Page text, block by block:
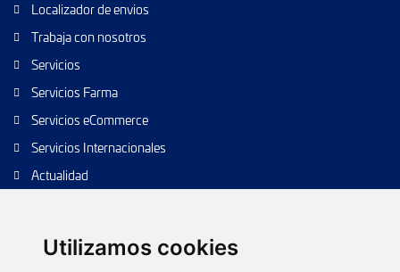
Utilizamos cookies
Localizador de envios
Trabaja con nosotros
Servicios
Servicios Farma
Servicios eCommerce
Servicios Internacionales
Actualidad
Envíos de calidad